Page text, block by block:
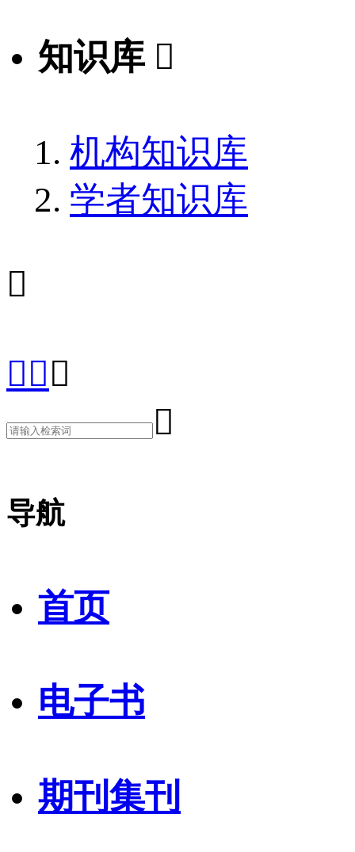
知识库 
机构知识库
学者知识库



导航
首页
电子书
期刊集刊